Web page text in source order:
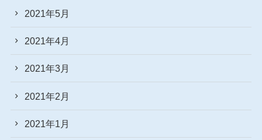
2021年5月
2021年4月
2021年3月
2021年2月
2021年1月